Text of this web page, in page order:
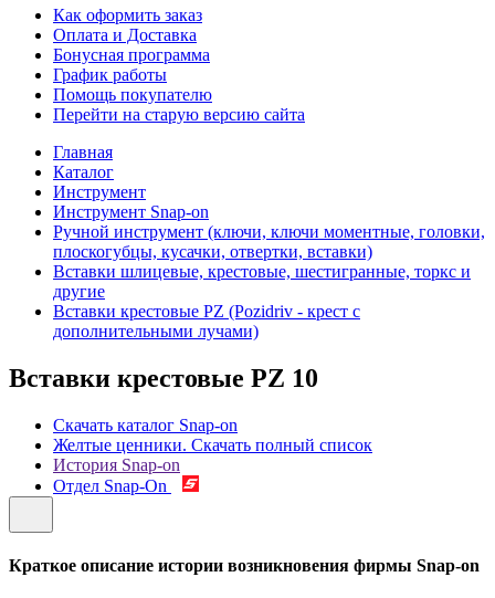
Как оформить заказ
Оплата и Доставка
Бонусная программа
График работы
Помощь покупателю
Перейти на старую версию сайта
Главная
Каталог
Инструмент
Инструмент Snap-on
Ручной инструмент (ключи, ключи моментные, головки,
плоскогубцы, кусачки, отвертки, вставки)
Вставки шлицевые, крестовые, шестигранные, торкс и
другие
Вставки крестовые PZ (Pozidriv - крест с
дополнительными лучами)
Вставки крестовые PZ 10
Скачать каталог Snap-on
Желтые ценники. Скачать полный список
История Snap-on
Отдел Snap-On
Краткое описание истории возникновения фирмы Snap-on